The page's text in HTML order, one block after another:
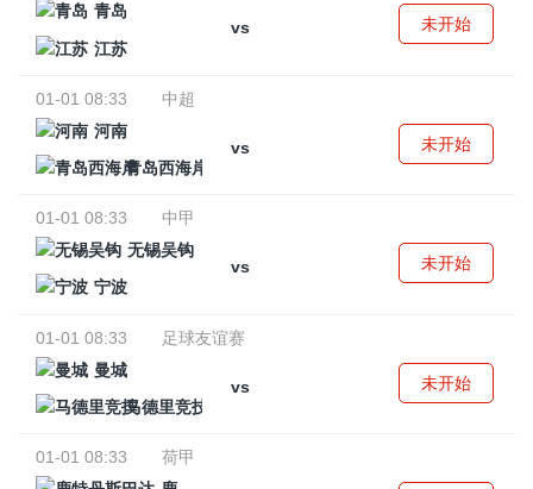
青岛
vs
江苏
未开始
01-01 08:33
中超
河南
vs
青岛西海岸
未开始
01-01 08:33
中甲
无锡吴钩
vs
宁波
未开始
01-01 08:33
足球友谊赛
曼城
vs
马德里竞技
未开始
01-01 08:33
荷甲